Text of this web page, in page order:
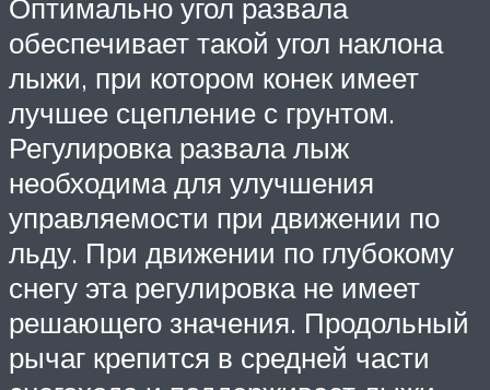
Оптимально угол развала
обеспечивает такой угол наклона
лыжи, при котором конек имеет
лучшее сцепление с грунтом.
Регулировка развала лыж
необходима для улучшения
управляемости при движении по
льду. При дви­жении по глубокому
снегу эта регулировка не имеет
решающего значения. Продольный
рычаг крепится в средней части